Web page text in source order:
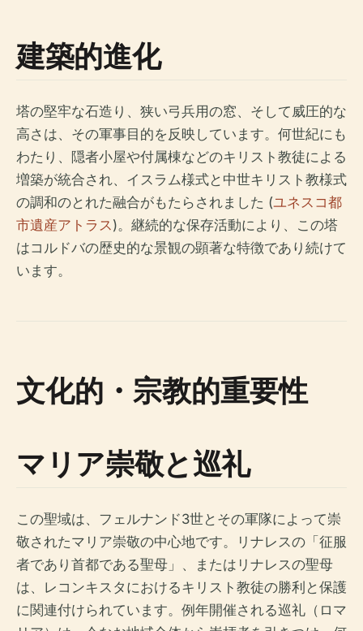
建築的進化
塔の堅牢な石造り、狭い弓兵用の窓、そして威圧的な
高さは、その軍事目的を反映しています。何世紀にも
わたり、隠者小屋や付属棟などのキリスト教徒による
増築が統合され、イスラム様式と中世キリスト教様式
の調和のとれた融合がもたらされました (ユネスコ都
市遺産アトラス)。継続的な保存活動により、この塔
はコルドバの歴史的な景観の顕著な特徴であり続けて
います。
文化的・宗教的重要性
マリア崇敬と巡礼
この聖域は、フェルナンド3世とその軍隊によって崇
敬されたマリア崇敬の中心地です。リナレスの「征服
者であり首都である聖母」、またはリナレスの聖母
は、レコンキスタにおけるキリスト教徒の勝利と保護
に関連付けられています。例年開催される巡礼（ロマ